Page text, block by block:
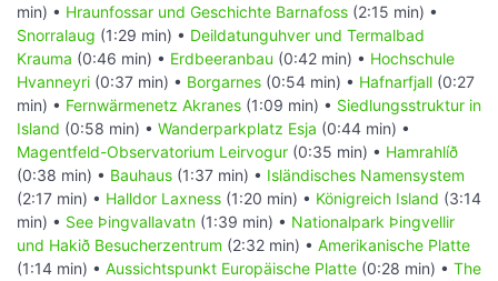
min) • Hraunfossar und Geschichte Barnafoss (2:15 min) •
Snorralaug (1:29 min) • Deildatunguhver und Termalbad
Krauma (0:46 min) • Erdbeeranbau (0:42 min) • Hochschule
Hvanneyri (0:37 min) • Borgarnes (0:54 min) • Hafnarfjall (0:27
min) • Fernwärmenetz Akranes (1:09 min) • Siedlungsstruktur in
Island (0:58 min) • Wanderparkplatz Esja (0:44 min) •
Magentfeld-Observatorium Leirvogur (0:35 min) • Hamrahlíð
(0:38 min) • Bauhaus (1:37 min) • Isländisches Namensystem
(2:17 min) • Halldor Laxness (1:20 min) • Königreich Island (3:14
min) • See Þingvallavatn (1:39 min) • Nationalpark Þingvellir
und Hakið Besucherzentrum (2:32 min) • Amerikanische Platte
(1:14 min) • Aussichtspunkt Europäische Platte (0:28 min) • The